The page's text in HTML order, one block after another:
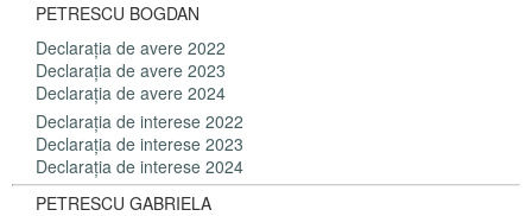
PETRESCU BOGDAN
Declaraţia de avere 2022
Declaraţia de avere 2023
Declaraţia de avere 2024
Declaraţia de interese 2022
Declaraţia de interese 2023
Declaraţia de interese 2024
PETRESCU GABRIELA